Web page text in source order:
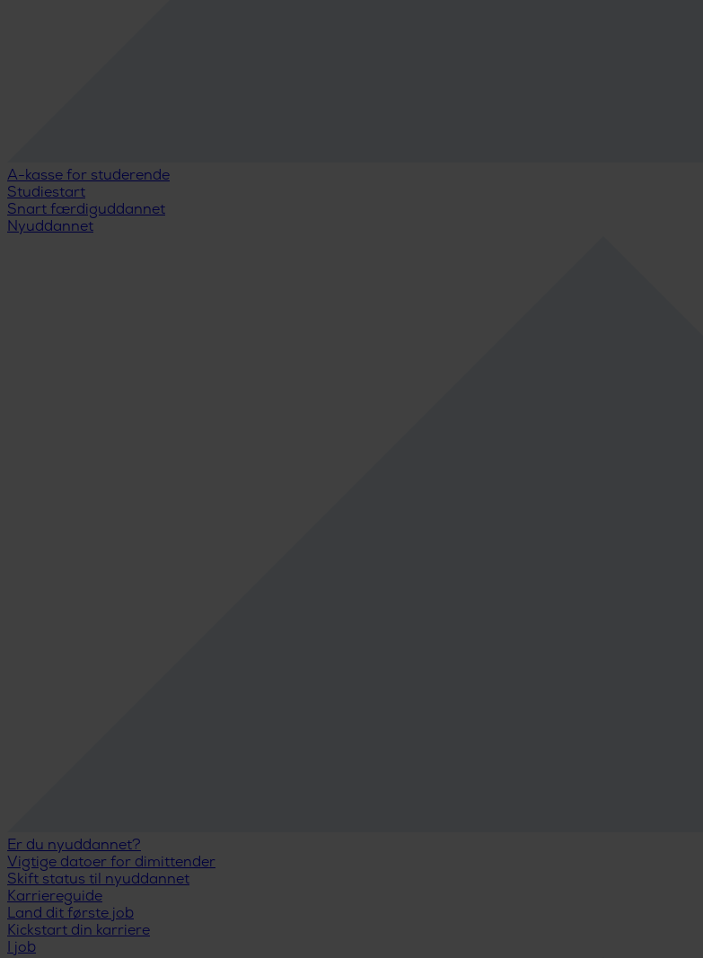
A-kasse for studerende
Studiestart
Snart færdiguddannet
Nyuddannet
Er du nyuddannet?
Vigtige datoer for dimittender
Skift status til nyuddannet
Karriereguide
Land dit første job
Kickstart din karriere
I job